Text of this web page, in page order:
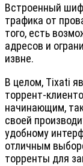
Встроенный
трафика от
того, есть
адресов и
извне.
В целом, Tixati
торрент-
начинающим,
своей
удобному
отличным
торренты для